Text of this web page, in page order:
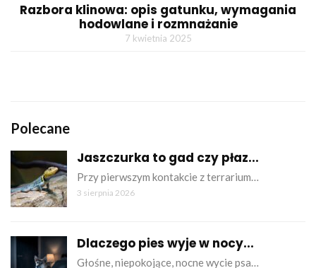
Razbora klinowa: opis gatunku, wymagania
hodowlane i rozmnażanie
7 kwietnia 2025
Polecane
Jaszczurka to gad czy płaz...
Przy pierwszym kontakcie z terrarium…
3 sierpnia 2026
Dlaczego pies wyje w nocy...
Głośne, niepokojące, nocne wycie psa…